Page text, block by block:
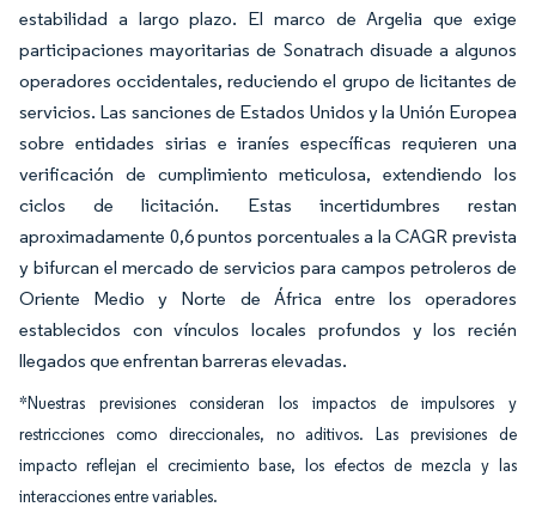
estabilidad a largo plazo. El marco de Argelia que exige
participaciones mayoritarias de Sonatrach disuade a algunos
operadores occidentales, reduciendo el grupo de licitantes de
servicios. Las sanciones de Estados Unidos y la Unión Europea
sobre entidades sirias e iraníes específicas requieren una
verificación de cumplimiento meticulosa, extendiendo los
ciclos de licitación. Estas incertidumbres restan
aproximadamente 0,6 puntos porcentuales a la CAGR prevista
y bifurcan el mercado de servicios para campos petroleros de
Oriente Medio y Norte de África entre los operadores
establecidos con vínculos locales profundos y los recién
llegados que enfrentan barreras elevadas.
*Nuestras previsiones consideran los impactos de impulsores y
restricciones como direccionales, no aditivos. Las previsiones de
impacto reflejan el crecimiento base, los efectos de mezcla y las
interacciones entre variables.